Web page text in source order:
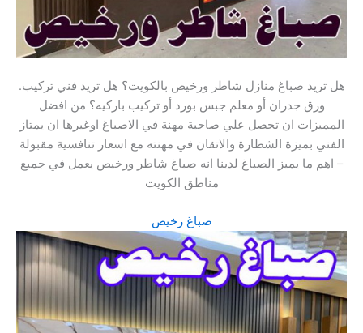
.هل تريد صباغ منازل شاطر ورخيص بالكويت؟ هل تريد فني تركيب
ورق جدران أو معلم جبس بورد أو تركيب باركيه؟ من افضل
المميزات ان تحصل علي صاحبة مهنة في الاصباغ اوغيرها ان يمتاز
الفني بميزة الشطارة والاتقان في مهنته مع اسعار تنافسية مقبولة
– اهم ما يميز الصباغ لدينا انه صباغ شاطر ورخيص يعمل في جميع
مناطق الكويت
صباغ رخيص